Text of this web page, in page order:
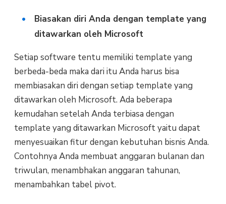
Biasakan diri Anda dengan template yang
ditawarkan oleh Microsoft
Setiap software tentu memiliki template yang
berbeda-beda maka dari itu Anda harus bisa
membiasakan diri dengan setiap template yang
ditawarkan oleh Microsoft. Ada beberapa
kemudahan setelah Anda terbiasa dengan
template yang ditawarkan Microsoft yaitu dapat
menyesuaikan fitur dengan kebutuhan bisnis Anda.
Contohnya Anda membuat anggaran bulanan dan
triwulan, menambhakan anggaran tahunan,
menambahkan tabel pivot.